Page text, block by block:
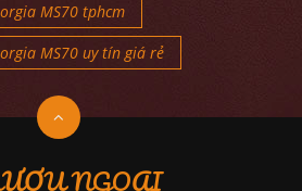
MS70 tphcm
MS70 uy tín giá rẻ
NGOẠI